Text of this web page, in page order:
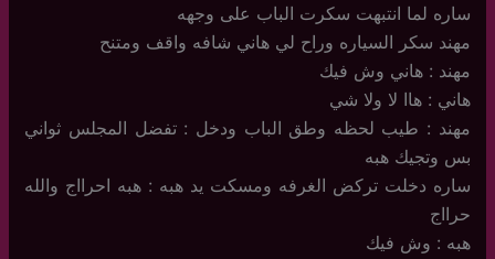
ساره لما انتبهت سكرت الباب على وجهه
مهند سكر السياره وراح لي هاني شافه واقف ومتنح
مهند : هاني وش فيك
هاني : هاا لا ولا شي
مهند : طيب لحظه وطق الباب ودخل : تفضل المجلس ثواني
بس وتجيك هبه
ساره دخلت تركض الغرفه ومسكت يد هبه : هبه احرااج والله
حرااج
هبه : وش فيك